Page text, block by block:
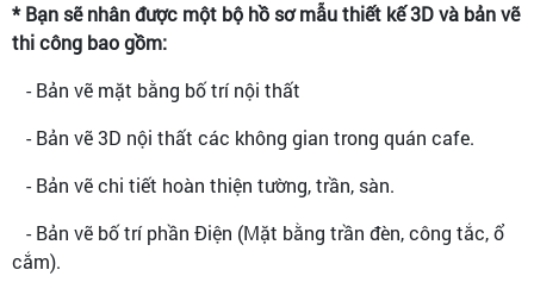
* Bạn sẽ nhân được một bộ hồ sơ mẫu thiết kế 3D và bản vẽ
thi công bao gồm:
- Bản vẽ mặt bằng bố trí nội thất
- Bản vẽ 3D nội thất các không gian trong quán cafe.
- Bản vẽ chi tiết hoàn thiện tường, trần, sàn.
- Bản vẽ bố trí phần Điện (Mặt bằng trần đèn, công tắc, ổ
cắm).